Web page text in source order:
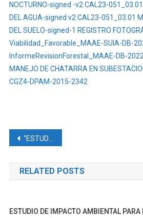
NOCTURNO-signed -v2 CAL23-051_03.01
DEL AGUA-signed v2 CAL23-051_03.01
DEL SUELO-signed-1 REGISTRO
Viabilidad_Favorable_MAAE-SUIA-DB-
InformeRevisionForestal_MAAE-DB-
MANEJO DE CHATARRA EN
CGZ4-DPAM-2015-2342
Navegación
de
entradas
“ESTUDIO DE IMPACTO AMBIENTAL EX-ANTE DE LA PLANTA DE BENEFICIO EXYCOMINSUR CIA. LTDA. CÓDIGO «10000801»
RELATED POSTS
ESTUDIO DE IMPACTO AMBIENTAL PARA